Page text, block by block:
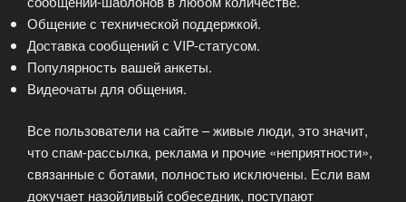
Общение с технической поддержкой.
Доставка сообщений с VIP-статусом.
Популярность вашей анкеты.
Видеочаты для общения.
Все пользователи на сайте – живые люди, это значит,
что спам-рассылка, реклама и прочие «неприятности»,
связанные с ботами, полностью исключены. Если вам
докучает назойливый собеседник, поступают